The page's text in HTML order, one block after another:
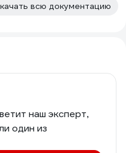
всю документацию
наш эксперт,
один из